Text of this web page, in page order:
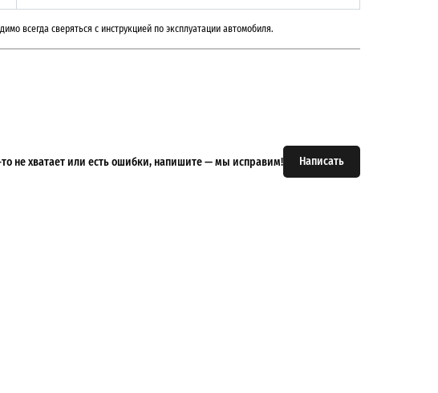
всегда сверяться с инструкцией по эксплуатации автомобиля.
Написать
не хватает или есть ошибки, напишите — мы исправим!